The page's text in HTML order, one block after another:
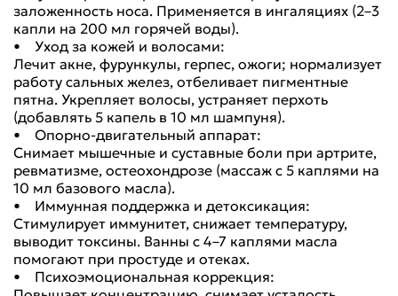
заложенность носа. Применяется в ингаляциях (2–3
капли на 200 мл горячей воды).
• Уход за кожей и волосами:
Лечит акне, фурункулы, герпес, ожоги; нормализует
работу сальных желез, отбеливает пигментные
пятна. Укрепляет волосы, устраняет перхоть
(добавлять 5 капель в 10 мл шампуня).
• Опорно-двигательный аппарат:
Снимает мышечные и суставные боли при артрите,
ревматизме, остеохондрозе (массаж с 5 каплями на
10 мл базового масла).
• Иммунная поддержка и детоксикация:
Стимулирует иммунитет, снижает температуру,
выводит токсины. Ванны с 4–7 каплями масла
помогают при простуде и отеках.
• Психоэмоциональная коррекция: